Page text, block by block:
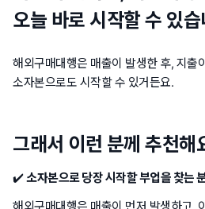
오늘 바로 시작할 수 있
해외구매대행은 매출이 발생한 후, 지출
소자본으로도 시작할 수 있거든요.
그래서 이런 분께 추천해
✔️소자본으로 당장 시작할 부업을 찾는